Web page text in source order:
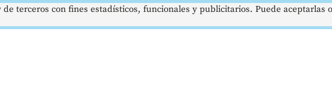
terceros con fines estadísticos, funcionales y publicitarios. Puede aceptarlas